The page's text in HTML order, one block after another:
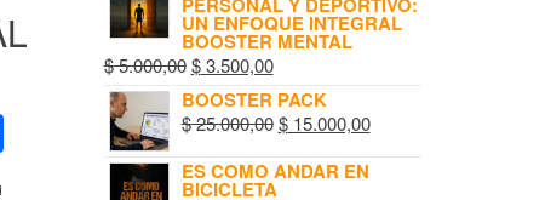
S
UN ENFOQUE INTEGRAL
BOOSTER MENTAL
$5.000,00 $3.500,00
BOOSTER PACK
$25.000,00 $15.000,00
ES COMO ANDAR EN
BICICLETA